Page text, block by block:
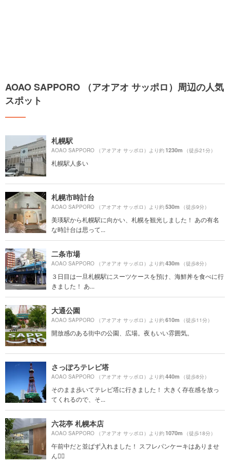
AOAO SAPPORO （アオアオ サッポロ）周辺の人気
スポット
札幌駅
AOAO SAPPORO （アオアオ サッポロ）より約1230m （徒歩21分）
札幌駅人多い
札幌市時計台
AOAO SAPPORO （アオアオ サッポロ）より約530m （徒歩9分）
美瑛駅から札幌駅に向かい、札幌を観光しました！ あの有名
な時計台は思って...
二条市場
AOAO SAPPORO （アオアオ サッポロ）より約430m （徒歩8分）
３日目は一旦札幌駅にスーツケースを預け、海鮮丼を食べに行
きました！ あ...
大通公園
AOAO SAPPORO （アオアオ サッポロ）より約610m （徒歩11分）
開放感のある街中の公園、広場。夜もいい雰囲気。
さっぽろテレビ塔
AOAO SAPPORO （アオアオ サッポロ）より約440m （徒歩8分）
そのまま歩いてテレビ塔に行きました！ 大きく存在感を放っ
てくれるので、そ...
六花亭 札幌本店
AOAO SAPPORO （アオアオ サッポロ）より約1070m （徒歩18分）
午前中だと並ばず入れました！ スフレパンケーキはありませ
ん🙅‍♀️